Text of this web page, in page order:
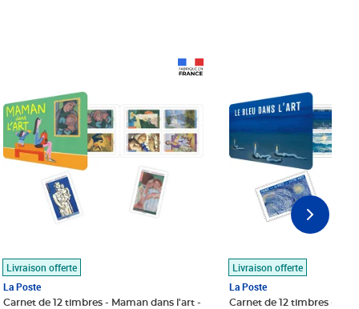
Livraison offerte
La Poste
Carnet de 12 timbres - Maman dans l'art -
Livraison offerte
La Poste
Carnet de 12 timbres - Le